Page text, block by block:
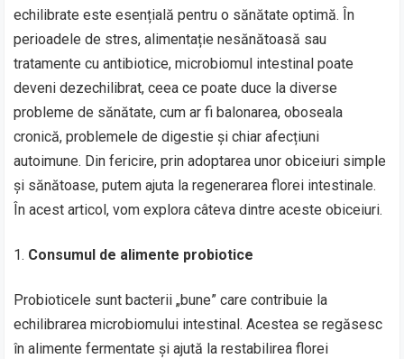
echilibrate este esențială pentru o sănătate optimă. În
perioadele de stres, alimentație nesănătoasă sau
tratamente cu antibiotice, microbiomul intestinal poate
deveni dezechilibrat, ceea ce poate duce la diverse
probleme de sănătate, cum ar fi balonarea, oboseala
cronică, problemele de digestie și chiar afecțiuni
autoimune. Din fericire, prin adoptarea unor obiceiuri simple
și sănătoase, putem ajuta la regenerarea florei intestinale.
În acest articol, vom explora câteva dintre aceste obiceiuri.
Consumul de alimente probiotice
Probioticele sunt bacterii „bune” care contribuie la
echilibrarea microbiomului intestinal. Acestea se regăsesc
în alimente fermentate și ajută la restabilirea florei